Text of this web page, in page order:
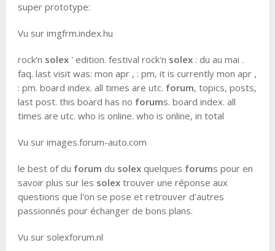
super prototype:
Vu sur imgfrm.index.hu
rock'n solex' edition. festival rock'n solex: du au mai .
faq. last visit was: mon apr , : pm, it is currently mon apr ,
: pm. board index. all times are utc. forum, topics, posts,
last post. this board has no forums. board index. all
times are utc. who is online. who is online, in total
Vu sur images.forum-auto.com
le best of du forum du solexquelques forums pour en
savoir plus sur les solextrouver une réponse aux
questions que l'on se pose et retrouver d'autres
passionnés pour échanger de bons plans.
Vu sur solexforum.nl